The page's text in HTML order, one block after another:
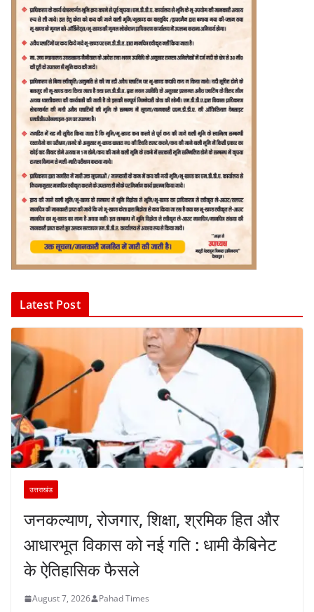
Latest Post
उत्तराखंड
जनकल्याण, रोजगार, शिक्षा, श्रमिक हित और
आधारभूत विकास को नई गति : धामी कैबिनेट
के ऐतिहासिक फैसले
August 7, 2026 Pahad Times